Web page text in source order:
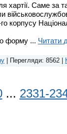
хартії. Саме за
корпусу
форму ... Читати
| Перегляди: 8562 |
... 2331-